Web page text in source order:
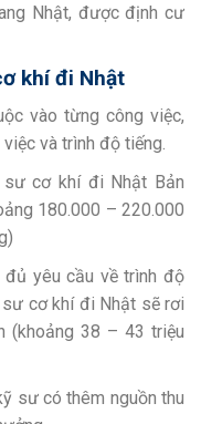
Nhật, được định cư
khí đi Nhật
vào từng công việc,
và trình độ tiếng.
sư cơ khí đi Nhật Bản
180.000 – 220.000
yêu cầu về trình độ
cơ khí đi Nhật sẽ rơi
(khoảng 38 – 43 triệu
sư có thêm nguồn thu